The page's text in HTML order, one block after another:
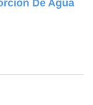
De Agua